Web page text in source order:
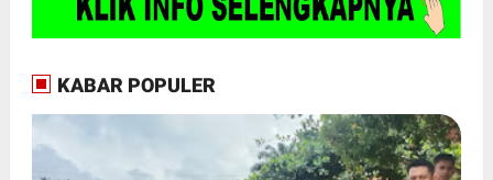
KABAR POPULER